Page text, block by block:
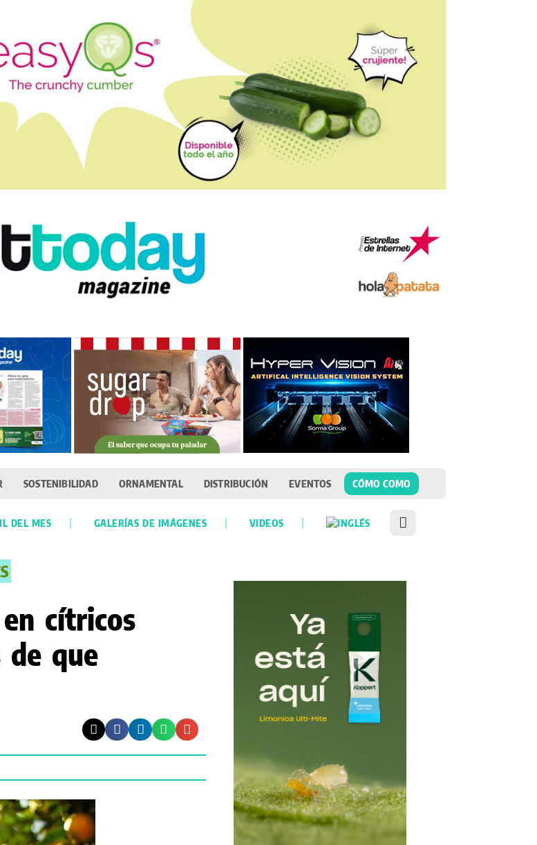
SOSTENIBILIDAD ORNAMENTAL DISTRIBUCIÓN EVENTOS CÓMO COMO
DEL MES GALERÍAS DE IMÁGENES VIDEOS
cítricos
de que